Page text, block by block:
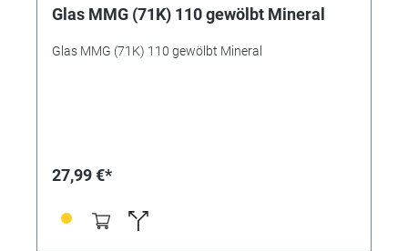
Glas MMG (71K) 110 gewölbt Mineral
Glas MMG (71K) 110 gewölbt Mineral
27,99 €*